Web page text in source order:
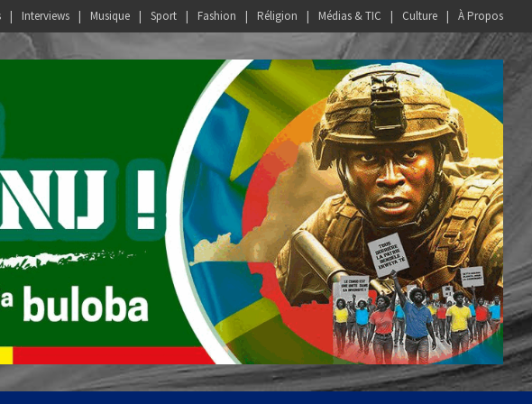
Interviews Musique Sport Fashion Réligion Médias & TIC Culture À Propos